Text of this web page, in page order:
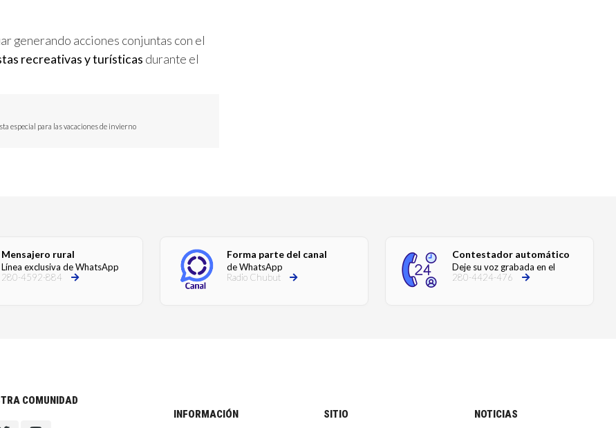
generando acciones conjuntas con el
recreativas y turísticas durante el
especial para las vacaciones de invierno
Mensajero rural
Línea exclusiva de WhatsApp
280-4592-884
Forma parte del canal
de WhatsApp
Radio Chubut
Contestador automático
Deje su voz grabada en el
280-4424-476
COMUNIDAD
INFORMACIÓN
SITIO NOTICIAS